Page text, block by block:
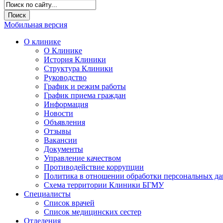
Мобильная версия
О клинике
О Клинике
История Клиники
Структура Клиники
Руководство
График и режим работы
График приема граждан
Информация
Новости
Объявления
Отзывы
Вакансии
Документы
Управление качеством
Противодействие коррупции
Политика в отношении обработки персональных
Схема территории Клиники БГМУ
Специалисты
Список врачей
Список медицинских сестер
Отделения